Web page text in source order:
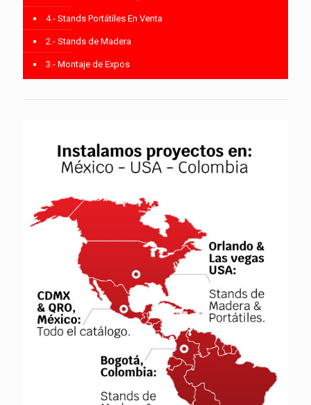
4.- Stands Portátiles En Venta
2.- Stands de Madera
3.- Montaje de Expos